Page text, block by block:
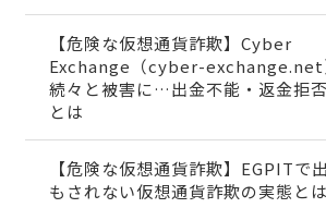
【危険な仮想通貨詐欺】Cyber
Exchange（cyber-exchange.net
続々と被害に…出金不能・返金拒
とは
【危険な仮想通貨詐欺】EGPITで
もされない仮想通貨詐欺の実態とは